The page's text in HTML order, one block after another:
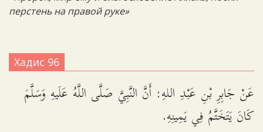
перстень на правой руке»
Хадис 96
عَنْ جَابِرِ بْنِ عَبْدِ اللهِ: أَنَّ النَّبِيَّ صَلَّى اللَّهُ عَلَيهِ وَسَلَّمَ
كَانَ يَتَخَتَّمُ فِي يَمِينِهِ.